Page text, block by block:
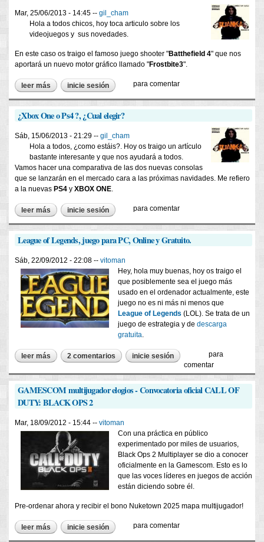
Mar, 25/06/2013 - 14:45 -- gil_cham
Hola a todos chicos, hoy toca articulo sobre los
videojuegos y sus novedades.
En este caso os traigo el famoso juego shooter "Batthefield 4" que nos
aportará un nuevo motor gráfico llamado "Frostbite3".
leer más sobre batthefield 4 con nuevo motor gráfico (frostbite)
inicie sesión para comentar
¿Xbox One o Ps4 ?, ¿Cual elegir?
Sáb, 15/06/2013 - 21:29 -- gil_cham
Hola a todos, ¿como estáis?. Hoy os traigo un artículo
bastante interesante y que nos ayudará a todos.
Vamos hacer una comparativa de las dos nuevas consolas
que se lanzarán en el mercado cara a las próximas navidades. Me refiero
a la nuevas PS4 y XBOX ONE.
leer más sobre ¿xbox one o ps4 ?, ¿cual elegir?
inicie sesión para comentar
League of Legends, juego para PC, Online y Gratuito.
Sáb, 22/09/2012 - 22:08 -- vitoman
Hey, hola muy buenas, hoy os traigo el
que posiblemente sea el juego más
usado en el ordenador actualmente, este
juego no es ni más ni menos que
League of Legends (LOL). Se trata de un
juego de estrategia y de descarga
gratuita.
leer más sobre league of legends, juego para pc, online y gratuito.
2 comentarios inicie sesión
para
comentar
GAMESCOM multijugador elogios - Convocatoria oficial CALL OF
DUTY: BLACK OPS 2
Mar, 18/09/2012 - 15:44 -- vitoman
Con una práctica en público
experimentado por miles de usuarios,
Black Ops 2 Multiplayer se dio a conocer
oficialmente en la Gamescom. Esto es lo
que las voces líderes en juegos de acción
están diciendo sobre él.
Pre-ordenar ahora y recibir el bono Nuketown 2025 mapa multijugador!
leer más sobre gamescom multijugador elogios - convocatoria oficial
call of duty: black ops 2
inicie sesión para comentar